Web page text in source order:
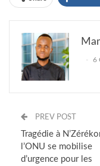
6
PREV POST
Tragédie à
l’ONU se mobilise
d’urgence pour les